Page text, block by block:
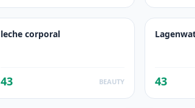
leche corporal
43 BEAUTY 43